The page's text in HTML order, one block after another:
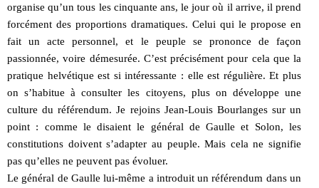
organise qu’un tous les cinquante ans, le jour où il arrive, il prend
forcément des proportions dramatiques. Celui qui le propose en
fait un acte personnel, et le peuple se prononce de façon
passionnée, voire démesurée. C’est précisément pour cela que la
pratique helvétique est si intéressante : elle est régulière. Et plus
on s’habitue à consulter les citoyens, plus on développe une
culture du référendum. Je rejoins Jean-Louis Bourlanges sur un
point : comme le disaient le général de Gaulle et Solon, les
constitutions doivent s’adapter au peuple. Mais cela ne signifie
pas qu’elles ne peuvent pas évoluer.
Le général de Gaulle lui-même a introduit un référendum dans un